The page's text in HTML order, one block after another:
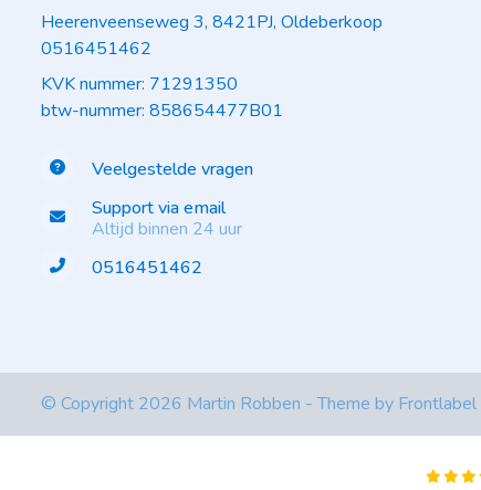
Heerenveenseweg 3, 8421PJ, Oldeberkoop
0516451462
KVK nummer: 71291350
btw-nummer: 858654477B01
Veelgestelde vragen
Support via email
Altijd binnen 24 uur
0516451462
© Copyright 2026 Martin Robben - Theme by Frontlabel